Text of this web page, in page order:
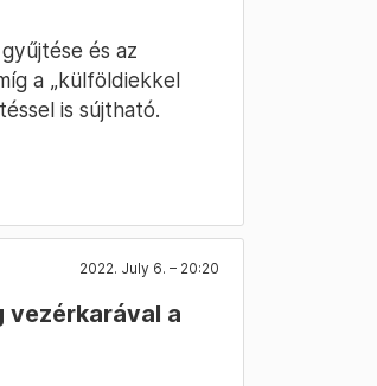
és az
a „külföldiekkel
is sújtható.
2022. July 6. – 20:20
vezérkarával a